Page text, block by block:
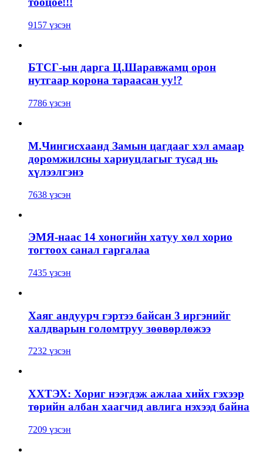
9157 үзсэн
БТСГ-ын дарга Ц.Шаравжамц орон
нутгаар корона тараасан уу!?
7786 үзсэн
М.Чингисхаанд Замын цагдааг хэл амаар
доромжилсны хариуцлагыг тусад нь
хүлээлгэнэ
7638 үзсэн
ЭМЯ-наас 14 хоногийн хатуу хөл хорио
тогтоох санал гаргалаа
7435 үзсэн
Хаяг андуурч гэртээ байсан 3 иргэнийг
халдварын голомтруу зөөвөрлөжээ
7232 үзсэн
ХХТЭХ: Хориг нээгдэж ажлаа хийх гэхээр
төрийн албан хаагчид авлига нэхээд байна
7209 үзсэн